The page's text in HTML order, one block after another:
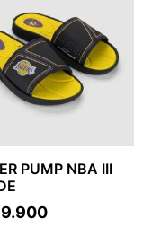
PUMP NBA III